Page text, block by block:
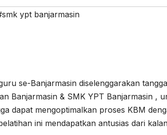
ypt banjarmasin
se-Banjarmasin diselenggarakan
Banjarmasin & SMK YPT Banjarmasin ,
dapat mengoptimalkan proses KBM
ini mendapatkan antusias dari